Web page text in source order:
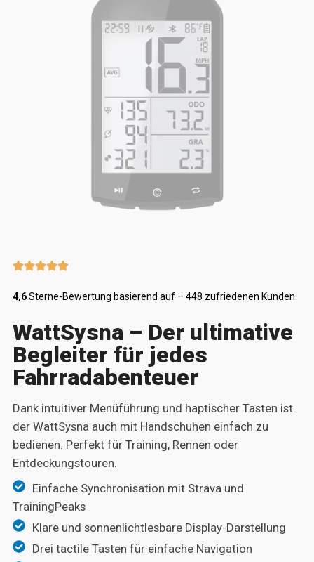
4,6Sterne-Bewertung basierend auf – 448 zufriedenen Kunden
WattSysna – Der ultimative
Begleiter für jedes
Fahrradabenteuer
Dank intuitiver Menüführung und haptischer Tasten ist
der WattSysna auch mit Handschuhen einfach zu
bedienen. Perfekt für Training, Rennen oder
Entdeckungstouren.
Einfache Synchronisation mit Strava und
TrainingPeaks
Klare und sonnenlichtlesbare Display-Darstellung
Drei tactile Tasten für einfache Navigation